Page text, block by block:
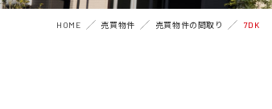
HOME 売買物件 売買物件の間取り 7DK